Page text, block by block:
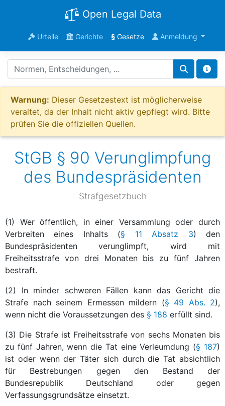
Open Legal Data
Urteile Gerichte §Gesetze Anmeldung
Warnung: Dieser Gesetzestext ist möglicherweise
veraltet, da der Inhalt nicht aktiv gepflegt wird. Bitte
prüfen Sie die offiziellen Quellen.
StGB § 90 Verunglimpfung
des Bundespräsidenten
Strafgesetzbuch
(1) Wer öffentlich, in einer Versammlung oder durch
Verbreiten eines Inhalts (§ 11 Absatz 3) den
Bundespräsidenten verunglimpft, wird mit
Freiheitsstrafe von drei Monaten bis zu fünf Jahren
bestraft.
(2) In minder schweren Fällen kann das Gericht die
Strafe nach seinem Ermessen mildern (§ 49 Abs. 2),
wenn nicht die Voraussetzungen des § 188 erfüllt sind.
(3) Die Strafe ist Freiheitsstrafe von sechs Monaten bis
zu fünf Jahren, wenn die Tat eine Verleumdung (§ 187)
ist oder wenn der Täter sich durch die Tat absichtlich
für Bestrebungen gegen den Bestand der
Bundesrepublik Deutschland oder gegen
Verfassungsgrundsätze einsetzt.